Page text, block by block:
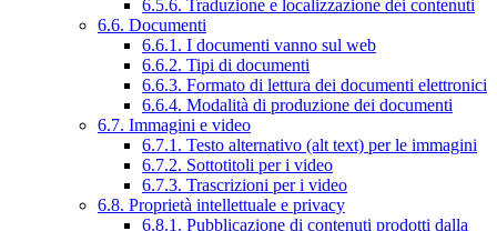
6.5.6. Traduzione e localizzazione dei contenuti
6.6. Documenti
6.6.1. I documenti vanno sul web
6.6.2. Tipi di documenti
6.6.3. Formato di lettura dei documenti elettronici
6.6.4. Modalità di produzione dei documenti
6.7. Immagini e video
6.7.1. Testo alternativo (alt text) per le immagini
6.7.2. Sottotitoli per i video
6.7.3. Trascrizioni per i video
6.8. Proprietà intellettuale e privacy
6.8.1. Pubblicazione di contenuti prodotti dalla